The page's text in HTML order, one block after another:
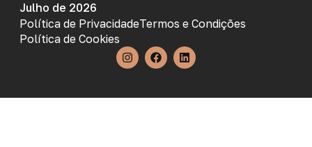
Julho de 2026
Política de PrivacidadeTermos e Condições
Política de Cookies